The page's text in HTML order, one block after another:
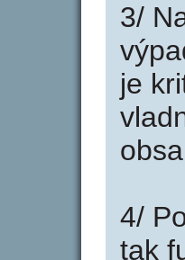
3/
je
4/
tak